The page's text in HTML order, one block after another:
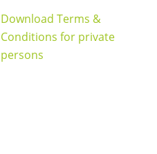
Download Terms &
Conditions for private
persons